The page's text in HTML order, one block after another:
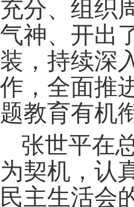
充分、组织
气神、开出
装，持续深
作，全面推
题教育有机
张世平在
为契机，认
民主生活会